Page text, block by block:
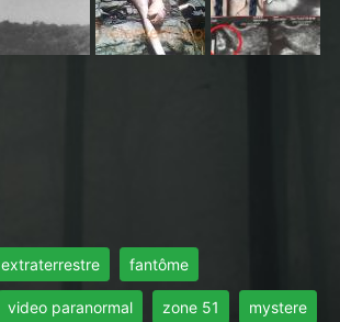
extraterrestre fantôme
video paranormal zone 51 mystere